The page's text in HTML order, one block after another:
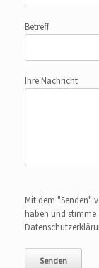
Betreff
Ihre Nachricht
Mit dem "Senden"
haben und